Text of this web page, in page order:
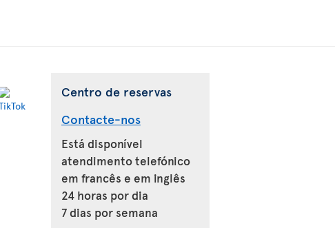
Centro de reservas
Contacte-nos
Está disponível
atendimento telefónico
em francês e em inglês
24 horas por dia
7 dias por semana